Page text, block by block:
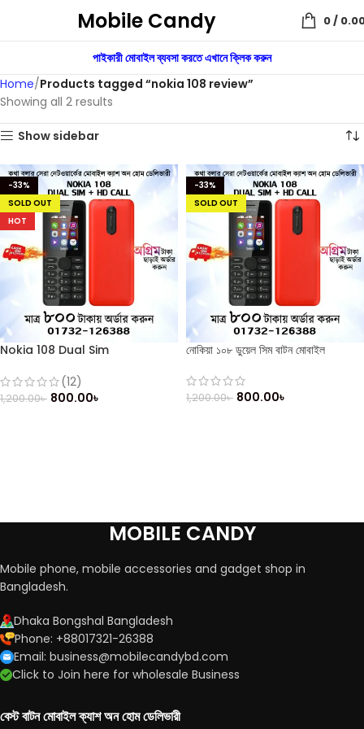
Mobile Candy 0/
পাইকারী মোবাইল ব্যবসা করতে এখানে ক্লিক করুন
Home Products tagged “nokia 108 review”
Showing all 2 results
Show sidebar
-33%
SOLD OUT
HOT
Nokia 108 Dual Sim
(12)
1,200.00৳ 800.00৳
-33%
SOLD OUT
নোকিয়া ১০৮ ডুয়েল সিম বাটন মোবাইল
1,200.00৳ 800.00৳
MOBILE CANDY
Mobile phone, mobile accessories and gadget shop in
Bangladesh.
Dhaka Bongshal Bangladesh
Phone: +88017321-26388
Email: business@mobilecandybd.com
Click to Join here for wholesale Business
বেস্ট বাটন মোবাইল ক্যাশ অন হোম ডেলিভারী